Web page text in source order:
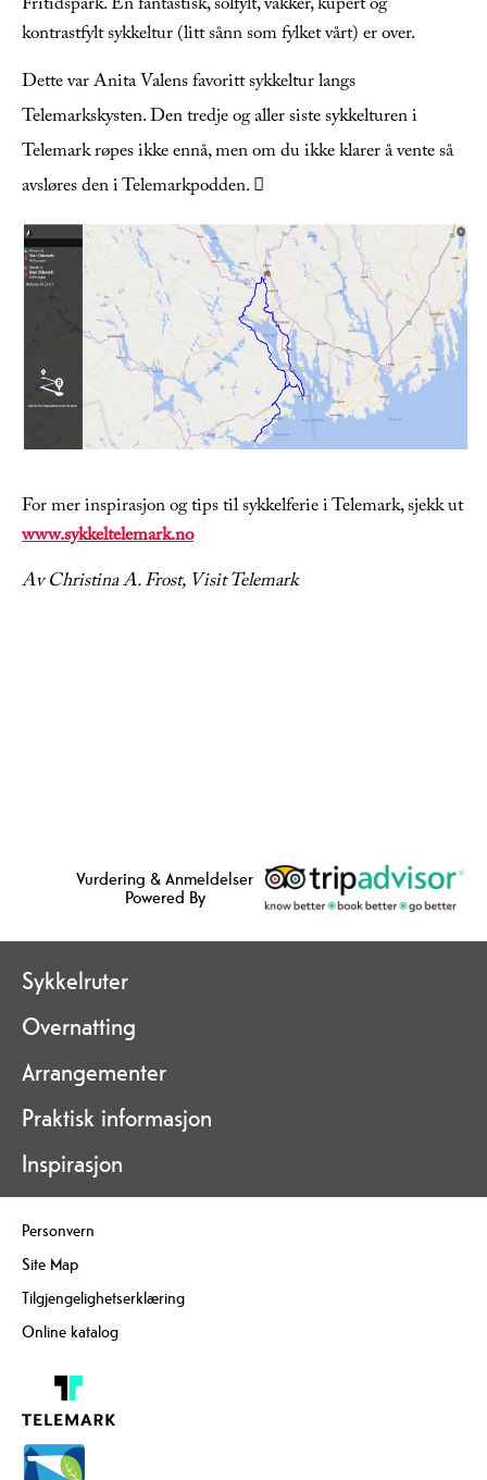
kontrastfylt sykkeltur (litt sånn som fylket vårt) er over.
Dette var Anita Valens favoritt sykkeltur langs
Telemarkskysten. Den tredje og aller siste sykkelturen i
Telemark røpes ikke ennå, men om du ikke klarer å vente så
avsløres den i Telemarkpodden. 
For mer inspirasjon og tips til sykkelferie i Telemark, sjekk ut
www.sykkeltelemark.no
Av Christina A. Frost, Visit Telemark
Vurdering & Anmeldelser
Powered By
Sykkelruter
Overnatting
Arrangementer
Praktisk informasjon
Inspirasjon
Personvern
Site Map
Tilgjengelighetserklæring
Online katalog